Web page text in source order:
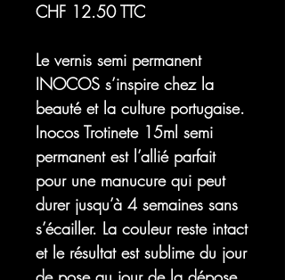
CHF 12.50 TTC
Le vernis semi permanent
INOCOS s’inspire chez la
beauté et la culture portugaise.
Inocos Trotinete15ml semi
permanent est l’allié parfait
pour une manucure qui peut
durer jusqu’à 4 semaines sans
s’écailler. La couleur reste intact
et le résultat est sublime du jour